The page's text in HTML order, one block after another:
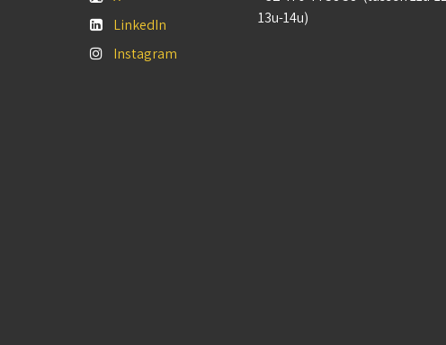
LinkedIn
Instagram
13u-14u)